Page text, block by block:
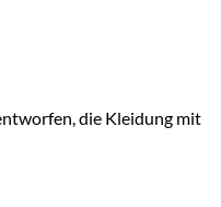
die Kleidung mit